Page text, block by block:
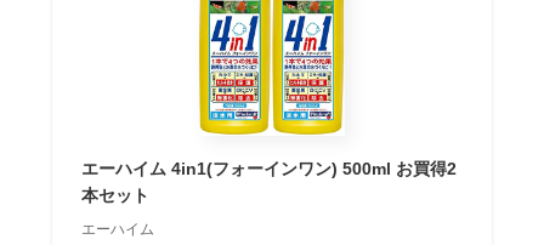
エーハイム 4in1(フォーインワン) 500ml お買得2
本セット
エーハイム